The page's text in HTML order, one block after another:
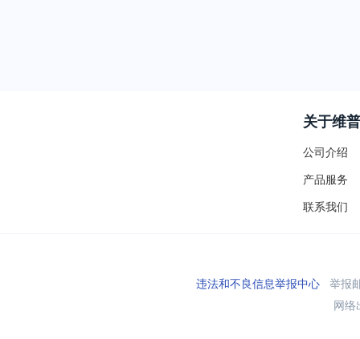
关于维普
公司介绍
产品服务
联系我们
违法和不良信息举报中心举报
网